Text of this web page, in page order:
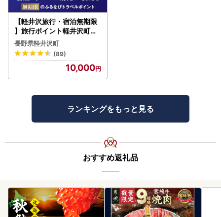
【軽井沢旅行・宿泊無期限
】旅行ポイント軽井沢町ふ
るなびトラベルポイント
長野県軽井沢町
(89)
10,000
ランキングをもっと見る
おすすめ返礼品